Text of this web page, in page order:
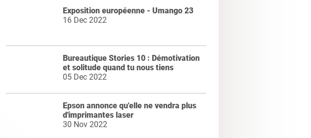
Exposition européenne - Umango 23
16 Dec 2022
Bureautique Stories 10 : Démotivation
et solitude quand tu nous tiens
05 Dec 2022
Epson annonce qu'elle ne vendra plus
d'imprimantes laser
30 Nov 2022